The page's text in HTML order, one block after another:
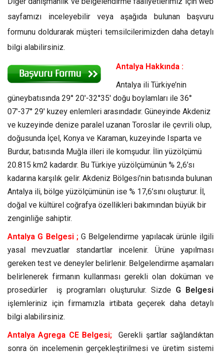
sayfamızı inceleyebilir veya aşağıda bulunan başvuru
formunu doldurarak müşteri temsilcilerimizden daha detaylı
bilgi alabilirsiniz.
Antalya Hakkında :
Antalya ili Türkiye’nin
güneybatısında 29° 20′-32°35′ doğu boylamları ile 36°
07′-37° 29′ kuzey enlemleri arasındadır. Güneyinde Akdeniz
ve kuzeyinde denize paralel uzanan Toroslar ile çevrili olup,
doğusunda İçel, Konya ve Karaman, kuzeyinde Isparta ve
Burdur, batısında Muğla illeri ile komşudur. İlin yüzölçümü
20.815 km2 kadardır. Bu Türkiye yüzölçümünün % 2,6’sı
kadarına karşılık gelir. Akdeniz Bölgesi’nin batısında bulunan
Antalya ili, bölge yüzölçümünün ise % 17,6’sını oluşturur. İl,
doğal ve kültürel coğrafya özellikleri bakımından büyük bir
zenginliğe sahiptir.
Antalya G Belgesi ; G Belgelendirme yapılacak ürünle ilgili
yasal mevzuatlar standartlar incelenir. Ürüne yapılması
gereken test ve deneyler belirlenir. Belgelendirme aşamaları
belirlenerek firmanın kullanması gerekli olan doküman ve
prosedürler iş programları oluşturulur. Sizde G Belgesi
işlemleriniz için firmamızla irtibata geçerek daha detaylı
bilgi alabilirsiniz.
Antalya Agrega CE Belgesi;
Gerekli şartlar sağlandıktan
sonra ön incelemenin gerçekleştirilmesi ve üretim sistemi